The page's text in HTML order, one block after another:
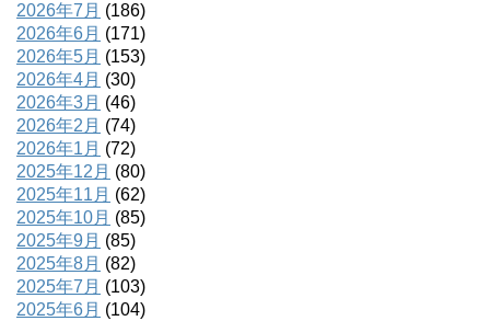
2026年7月 (186)
2026年6月 (171)
2026年5月 (153)
2026年4月 (30)
2026年3月 (46)
2026年2月 (74)
2026年1月 (72)
2025年12月 (80)
2025年11月 (62)
2025年10月 (85)
2025年9月 (85)
2025年8月 (82)
2025年7月 (103)
2025年6月 (104)